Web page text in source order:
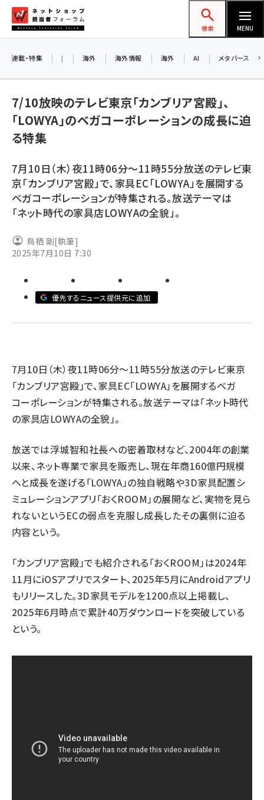
ン
ネットショップ担当者フォーラム
検索 MENU
楽天 (1865)
ecbeing (1204)
アスクル (1112)
base (1068)
revico (737)
連載・特集 | 海外 海外情報 海外 AI メタバース
7/10放映のテレビ東京「カンブリア宮殿」、
「LOWYA」のベガコーポレーションの成長に迫
る特集
7月10日（木）夜11時06分～11時55分放送のテレビ東
京「カンブリア宮殿」で、家具EC「LOWYA」を展開する
ベガコーポレーションが特集される。放送テーマは
「ネット時代の家具店LOWYAの全貌」。
鳥栖 剛[執筆]
2025年7月10日 7:30
優先するニュース提供元に追加
7月10日（木）夜11時06分～11時55分放送のテレビ東京
「カンブリア宮殿」で、家具EC「LOWYA」を展開するベガ
コーポレーションが特集される。放送テーマは「ネット時代
の家具店LOWYAの全貌」。
放送では浮城智和社長への密着取材など、2004年の創業
以来、ネット専業で家具を販売し、現在年商160億円規模
へと成長を遂げる「LOWYA」の独自戦略や3D家具配置シ
ミュレーションアプリ「おくROOM」の展開など、実物を見ら
れないというECの弱点を克服し成長したその裏側に迫る
内容という。
「カンブリア宮殿」でも紹介される「おくROOM」は2024年
11月にiOSアプリでスタート、2025年5月にAndroidアプリ
もリリースした。3D家具モデルを1200点以上掲載し、
2025年6月時点で累計40万ダウンロードを突破している
という。
交流